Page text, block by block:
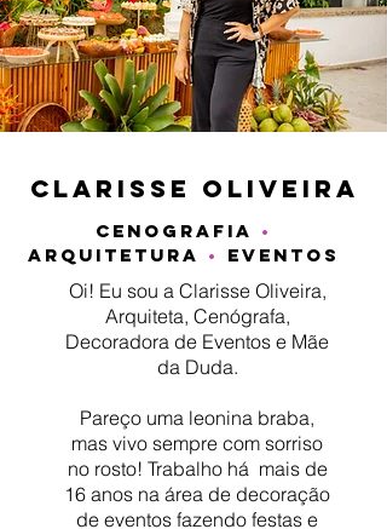
dezesseis anos une técnica e paixão
clarisse oliveira
CENOGRAFIA •
ARQUITETURA • EVENTOS
Oi! Eu sou a Clarisse Oliveira,
Arquiteta, Cenógrafa,
Decoradora de Eventos e Mãe
da Duda.
Pareço uma leonina braba,
mas vivo sempre com sorriso
no rosto! Trabalho há mais de
16 anos na área de decoração
de eventos fazendo festas e